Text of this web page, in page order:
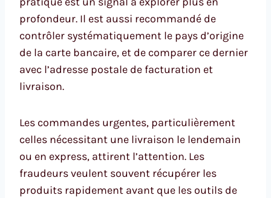
profondeur. Il est aussi recommandé de
contrôler systématiquement le pays d’origine
de la carte bancaire, et de comparer ce dernier
avec l’adresse postale de facturation et
livraison.
Les commandes urgentes, particulièrement
celles nécessitant une livraison le lendemain
ou en express, attirent l’attention. Les
fraudeurs veulent souvent récupérer les
produits rapidement avant que les outils de